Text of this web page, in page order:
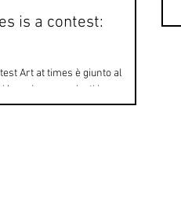
is a contest:
Art at times è giunto al
lavori sono arrivati in
Re Rebaudengo e noi li...